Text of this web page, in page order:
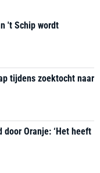
't Schip wordt
tijdens zoektocht naar
Oranje: ‘Het heeft